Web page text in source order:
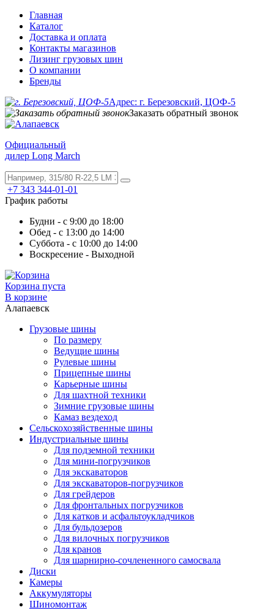
Главная
Каталог
Доставка и оплата
Контакты магазинов
Лизинг грузовых шин
О компании
Бренды
Адрес: г. Березовский, ЦОФ-5
Заказать обратный звонок
Официальный
дилер Long March
+7 343 344-01-01
График работы
Будни - с 9:00 до 18:00
Обед - с 13:00 до 14:00
Суббота - с 10:00 до 14:00
Воскресение - Выходной
Корзина пуста
В корзине
Алапаевск
Грузовые шины
По размеру
Ведущие шины
Рулевые шины
Прицепные шины
Карьерные шины
Для шахтной техники
Зимние грузовые шины
Камаз вездеход
Сельскохозяйственные шины
Индустриальные шины
Для подземной техники
Для мини-погрузчиков
Для экскаваторов
Для экскаваторов-погрузчиков
Для грейдеров
Для фронтальных погрузчиков
Для катков и асфальтоукладчиков
Для бульдозеров
Для вилочных погрузчиков
Для кранов
Для шарнирно-сочлененного самосвала
Диски
Камеры
Аккумуляторы
Шиномонтаж